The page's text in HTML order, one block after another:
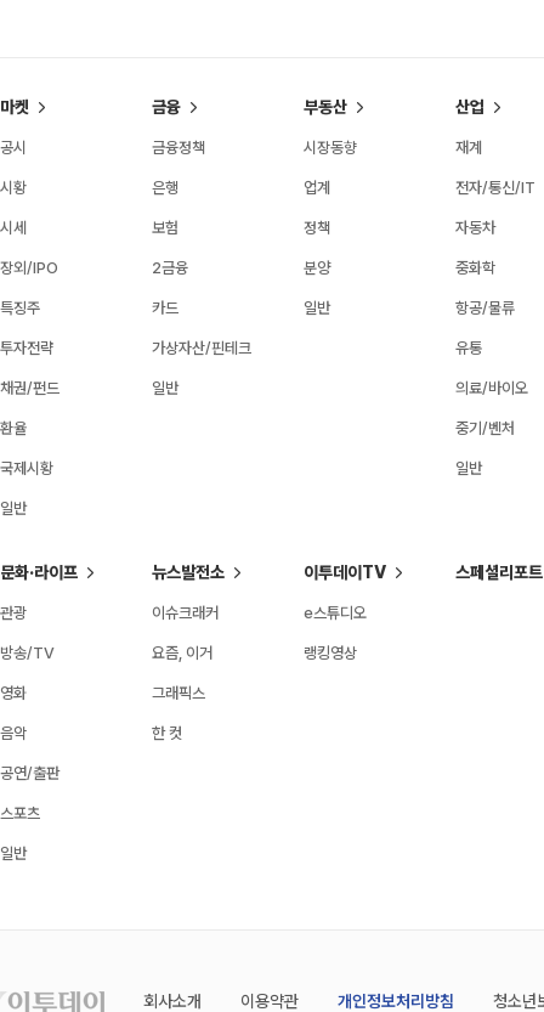
마켓
공시
시황
시세
장외/IPO
특징주
투자전략
채권/펀드
환율
국제시황
일반
금융
금융정책
은행
보험
2금융
카드
가상자산/핀테크
일반
부동산
시장동향
업계
정책
분양
일반
산업
재계
전자/통신/IT
자동차
중화학
항공/물류
유통
의료/바이오
중기/벤처
일반
문화·라이프
관광
방송/TV
영화
음악
공연/출판
스포츠
일반
뉴스발전소
이슈크래커
요즘, 이거
그래픽스
한 컷
이투데이TV
e스튜디오
랭킹영상
스페셜리포트
회사소개 이용약관 개인정보처리방침 청소년